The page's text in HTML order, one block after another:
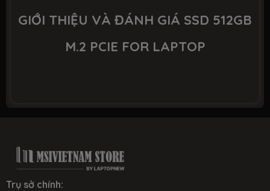
GIỚI THIỆU VÀ ĐÁNH GIÁ SSD 512GB
M.2 PCIE FOR LAPTOP
Trụ sở chính: